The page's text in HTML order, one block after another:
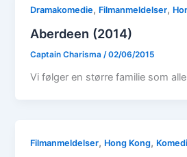
Dramakomedie, Filmanmeldelser,
Aberdeen (2014)
Captain Charisma /02/06/2015
Vi følger en større familie som
Filmanmeldelser, Hong Kong,